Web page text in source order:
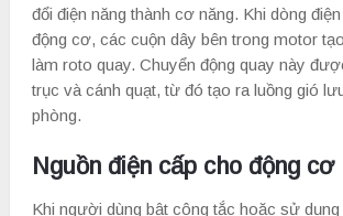
đổi điện năng thành cơ năng. Khi dòng
động cơ, các cuộn dây bên trong motor
làm roto quay. Chuyển động quay này
trục và cánh quạt, từ đó tạo ra luồng gió
phòng.
Nguồn điện cấp cho động cơ
Khi người dùng bật công tắc hoặc sử